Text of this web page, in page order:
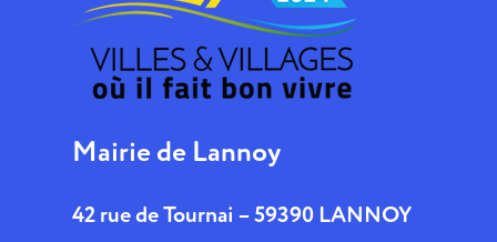
Mairie de Lannoy
42 rue de Tournai – 59390 LANNOY